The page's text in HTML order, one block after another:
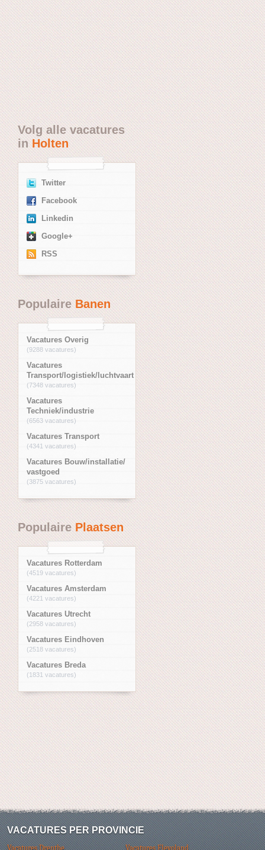
Volg alle vacatures
inHolten
Twitter
Facebook
Linkedin
Google+
RSS
PopulaireBanen
Vacatures Overig
(9288 vacatures)
Vacatures
Transport/logistiek/luchtvaart
(7348 vacatures)
Vacatures
Techniek/industrie
(6563 vacatures)
Vacatures Transport
(4341 vacatures)
Vacatures Bouw/installatie/
vastgoed
(3875 vacatures)
PopulairePlaatsen
Vacatures Rotterdam
(4519 vacatures)
Vacatures Amsterdam
(4221 vacatures)
Vacatures Utrecht
(2958 vacatures)
Vacatures Eindhoven
(2518 vacatures)
Vacatures Breda
(1831 vacatures)
VACATURES PER PROVINCIE
Vacatures Drenthe Vacatures Flevoland